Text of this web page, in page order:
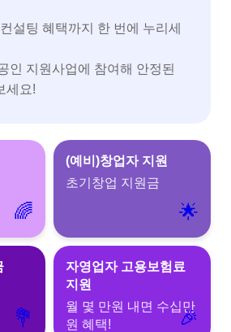
설팅 혜택까지 한 번에 누리세
인 지원사업에 참여해 안정된
세요!
🌈
(예비)창업자 지원
초기창업 지원금
🌟
💐
자영업자 고용보험료
지원
월 몇 만원 내면 수십만
원 혜택!
🎉